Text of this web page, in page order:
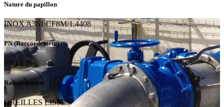
Nature du papillon
INOX A351 CF8M/1.4408
PN (Raccordement)
PN10/16
Raccordement
OREILLES LISSES